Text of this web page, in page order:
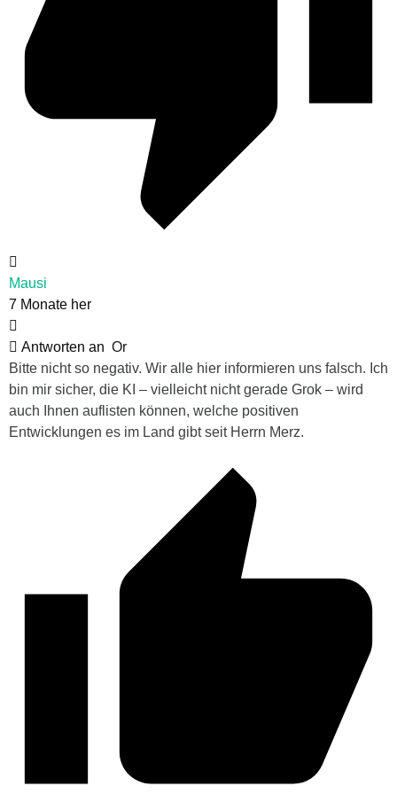
Mausi
7 Monate her
Antworten an Or
Bitte nicht so negativ. Wir alle hier informieren uns falsch. Ich
bin mir sicher, die KI – vielleicht nicht gerade Grok – wird
auch Ihnen auflisten können, welche positiven
Entwicklungen es im Land gibt seit Herrn Merz.